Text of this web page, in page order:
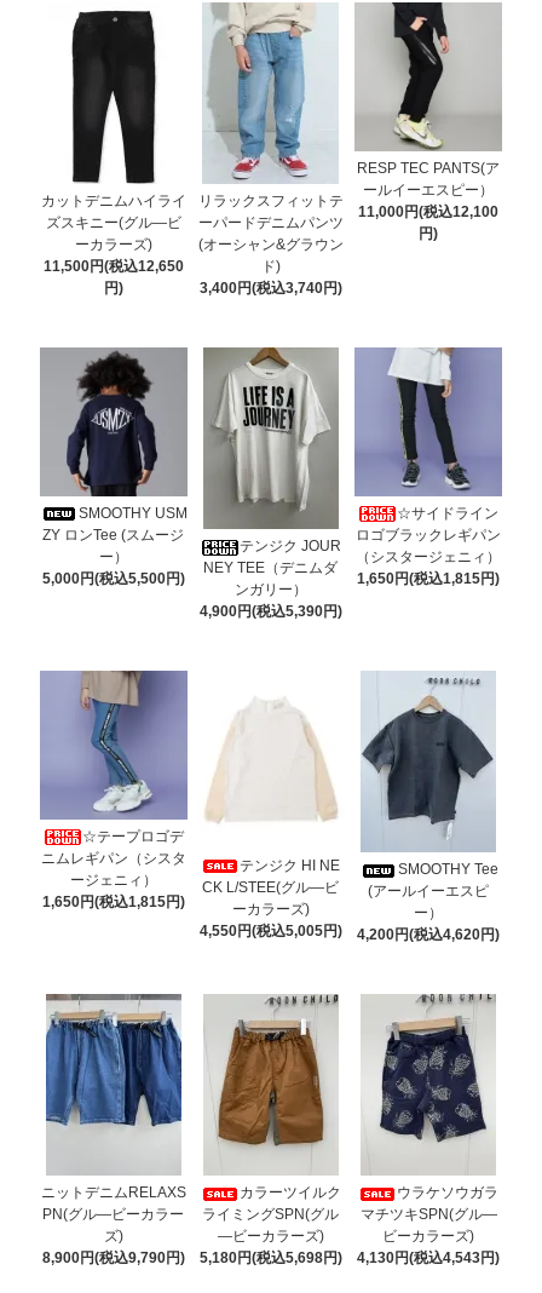
カットデニムハイライ
ズスキニー(グル―ビ
ーカラーズ)
11,500円(税込12,650
円)
リラックスフィットテ
ーパードデニムパンツ
(オーシャン&グラウン
ド)
3,400円(税込3,740円)
RESP TEC PANTS(ア
ールイーエスピー）
11,000円(税込12,100
円)
SMOOTHY USM
ZY ロンTee (スムージ
ー）
5,000円(税込5,500円)
テンジク JOUR
NEY TEE（デニムダ
ンガリー）
4,900円(税込5,390円)
☆サイドライン
ロゴブラックレギパン
（シスタージェニィ）
1,650円(税込1,815円)
☆テープロゴデ
ニムレギパン（シスタ
ージェニィ）
1,650円(税込1,815円)
テンジク HI NE
CK L/STEE(グル―ビ
ーカラーズ)
4,550円(税込5,005円)
SMOOTHY Tee
(アールイーエスピ
ー）
4,200円(税込4,620円)
ニットデニムRELAXS
PN(グル―ビーカラー
ズ)
8,900円(税込9,790円)
カラーツイルク
ライミングSPN(グル
―ビーカラーズ)
5,180円(税込5,698円)
ウラケソウガラ
マチツキSPN(グル―
ビーカラーズ)
4,130円(税込4,543円)